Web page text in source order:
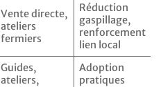
Vente directe,
ateliers
fermiers
Réduction
gaspillage,
renforcement
lien local
Guides,
ateliers,
Adoption
pratiques